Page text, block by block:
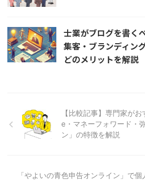
士業がブログを書く
集客・ブランディン
どのメリットを解説
【比較記事】専門家が
e・マネーフォワード・
ン」の特徴を解説
「やよいの青色申告オンライン」で個